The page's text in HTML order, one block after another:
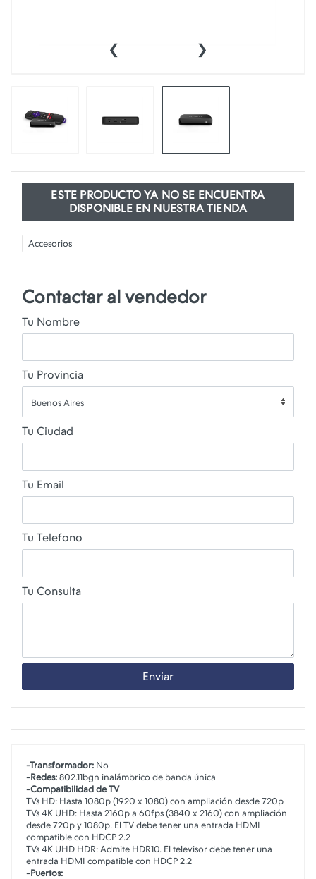
‹ ›
ESTE PRODUCTO YA NO SE ENCUENTRA
DISPONIBLE EN NUESTRA TIENDA
Accesorios
Contactar al vendedor
Tu Nombre
Tu Provincia
Buenos Aires
Tu Ciudad
Tu Email
Tu Telefono
Tu Consulta
Enviar
-Transformador: No
-Redes: 802.11bgn inalámbrico de banda única
-Compatibilidad de TV
TVs HD: Hasta 1080p (1920 x 1080) con ampliación desde 720p
TVs 4K UHD: Hasta 2160p a 60fps (3840 x 2160) con ampliación
desde 720p y 1080p. El TV debe tener una entrada HDMI
compatible con HDCP 2.2
TVs 4K UHD HDR: Admite HDR10. El televisor debe tener una
entrada HDMI compatible con HDCP 2.2
-Puertos: